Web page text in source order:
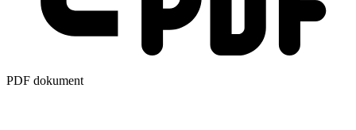
PDF dokument